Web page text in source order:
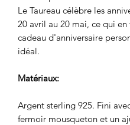
Le Taureau célèbre les
20 avril au 20 mai, ce qui en
cadeau d'anniversaire
idéal.
Matériaux:
Argent sterling 925. Fini
fermoir mousqueton et un